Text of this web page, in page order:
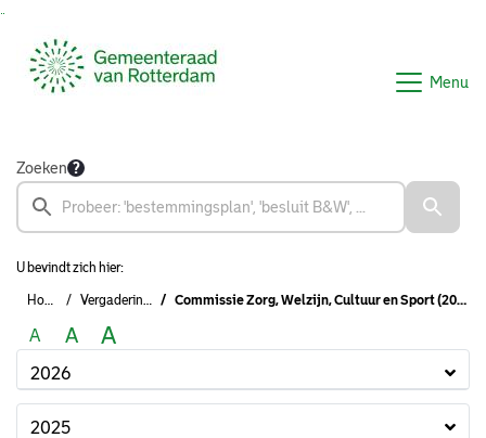
Menu
Zoeken
U bevindt zich hier:
Home Vergaderingen Commissie Zorg, Welzijn, Cultuur en Sport (2022 - 2026)
A A A
2026
2025